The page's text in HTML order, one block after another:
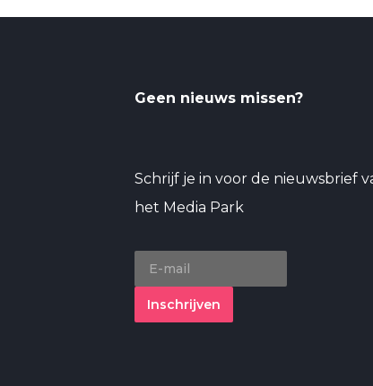
Geen nieuws missen?
Schrijf je in voor de nieuwsbrief
het Media Park
Inschrijven